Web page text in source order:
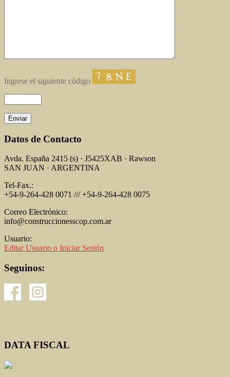
Ingrese el siguiente código
Datos de Contacto
Avda. España 2415 (s) · J5425XAB · Rawson
SAN JUAN · ARGENTINA
Tel-Fax.:
+54-9-264-428 0071 /// +54-9-264-428 0075
Correo Electrónico:
info@construccionesscop.com.ar
Usuario:
Editar Usuario o Iniciar Sesión
Seguinos:
DATA FISCAL